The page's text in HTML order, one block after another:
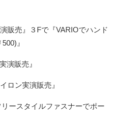
販売』３Fで『VARIOでハンド
』
演販売』
ロン実演販売』
ースタイルファスナーでポー